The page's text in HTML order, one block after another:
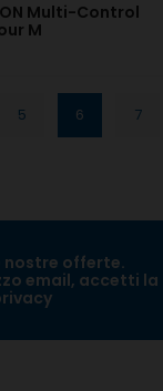
Multi-Control
M
5 6 7
nostre offerte.
email, accetti la